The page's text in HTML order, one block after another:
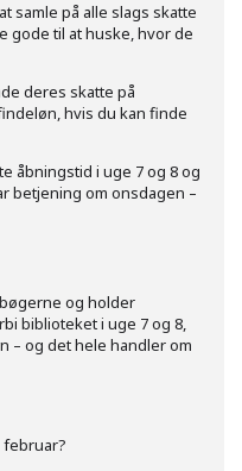
samle på alle slags skatte
gode til at huske, hvor de
deres skatte på
hvis du kan finde
åbningstid i uge 7 og 8 og
betjening om onsdagen –
og holder
biblioteket i uge 7 og 8,
– og det hele handler om
februar?